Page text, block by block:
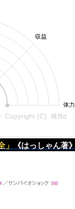
《はっしゃん著